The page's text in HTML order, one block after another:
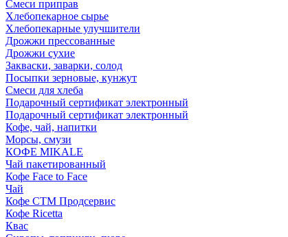
Смеси приправ
Хлебопекарное сырье
Хлебопекарные улучшители
Дрожжи прессованные
Дрожжи сухие
Закваски, заварки, солод
Посыпки зерновые, кунжут
Смеси для хлеба
Подарочный сертификат электронный
Подарочный сертификат электронный
Кофе, чай, напитки
Морсы, смузи
КОФЕ MIKALE
Чай пакетированный
Кофе Face to Face
Чай
Кофе СТМ Продсервис
Кофе Ricetta
Квас